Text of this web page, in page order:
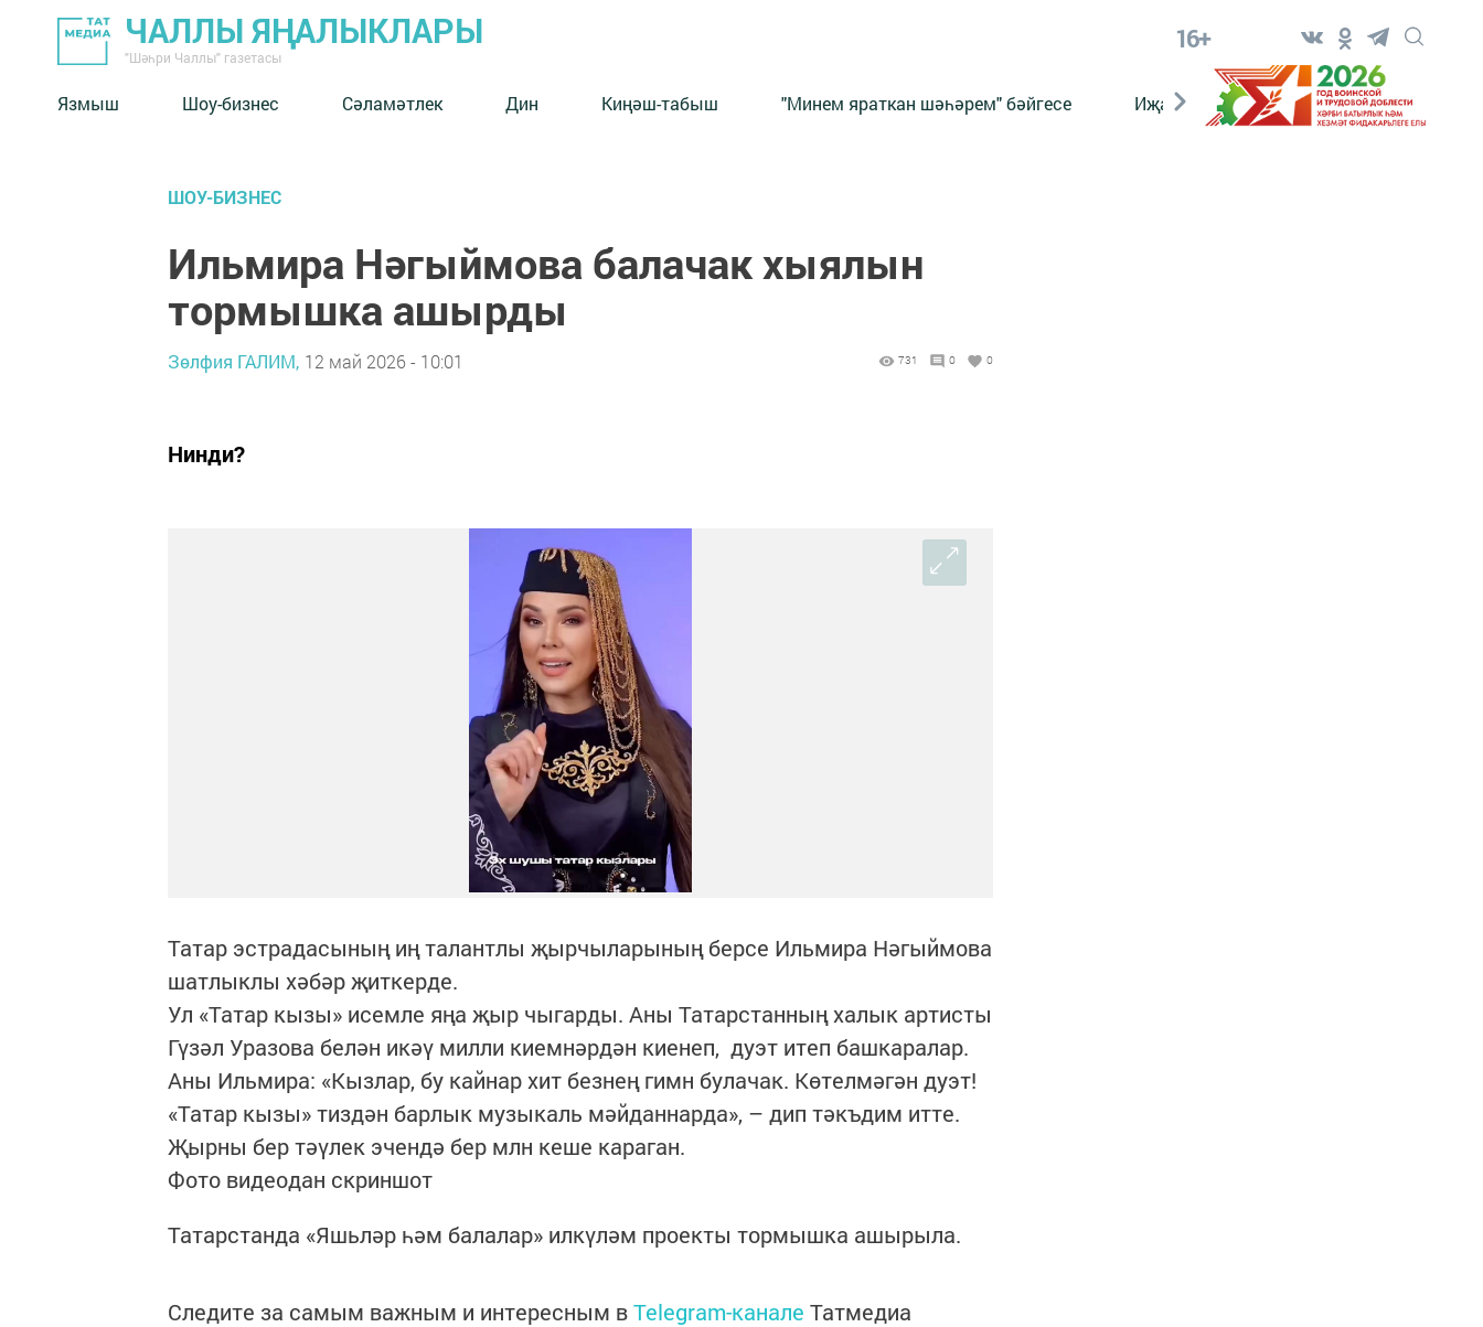
ЧАЛЛЫ ЯҢАЛЫКЛАРЫ
"Шәһри Чаллы" газетасы
16+
Язмыш Шоу-бизнес Сәламәтлек Дин Киңәш-табыш "Минем яраткан шәһәрем" бәйгесе Иҗат Реклама Онлайн
ШОУ-БИЗНЕС
Ильмира Нәгыймова балачак хыялын
тормышка ашырды
Зөлфия ГАЛИМ, 12 май 2026 - 10:01 731 0 0
Нинди?
Татар эстрадасының иң талантлы җырчыларының берсе Ильмира Нәгыймова
шатлыклы хәбәр җиткерде.
Ул «Татар кызы» исемле яңа җыр чыгарды. Аны Татарстанның халык артисты
Гүзәл Уразова белән икәү милли киемнәрдән киенеп, дуэт итеп башкаралар.
Аны Ильмира: «Кызлар, бу кайнар хит безнең гимн булачак. Көтелмәгән дуэт!
«Татар кызы» тиздән барлык музыкаль мәйданнарда», – дип тәкъдим итте.
Җырны бер тәүлек эчендә бер млн кеше караган.
Фото видеодан скриншот
Татарстанда «Яшьләр һәм балалар» илкүләм проекты тормышка ашырыла.
Следите за самым важным и интересным вTelegram-канале Татмедиа